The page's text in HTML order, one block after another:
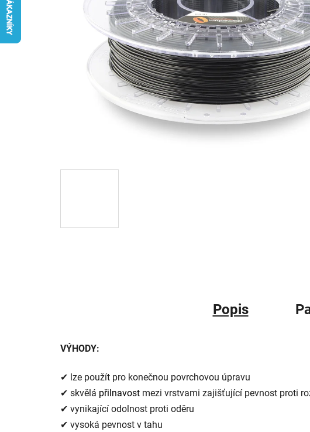
Popis
VÝHODY:
✔ lze použít pro konečnou povrchovou úpravu
✔ skvělá přilnavost mezi vrstvami zajišťující pevnost proti
✔ vynikající odolnost proti oděru
✔ vysoká pevnost v tahu